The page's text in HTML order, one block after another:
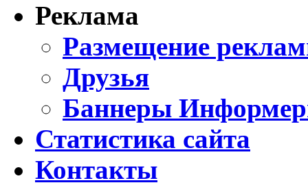
Реклама
Размещение
Друзья
Баннеры
Статистика сайта
Контакты